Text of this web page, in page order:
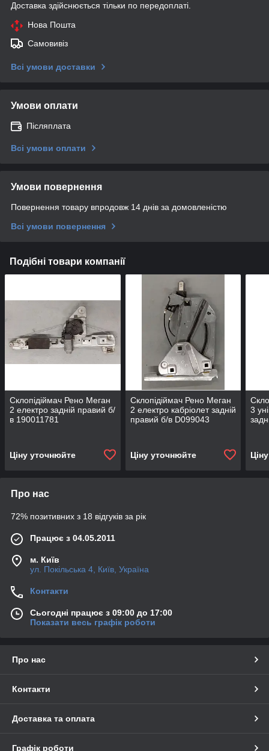
Доставка здійснюється тільки по передоплаті.
Нова Пошта
Самовивіз
Всі умови доставки
Умови оплати
Післяплата
Всі умови оплати
Умови повернення
Повернення товару впродовж 14 днів за домовленістю
Всі умови повернення
Подібні товари компанії
Склопідіймач Рено Меган
2 електро задній правий б/
в 190011781
Ціну уточнюйте
Склопідіймач Рено Меган
2 електро кабріолет задній
правий б/в D099043
Ціну уточнюйте
3
Про нас
72% позитивних з 18 відгуків за рік
Працює з 04.05.2011
м. Київ
ул. Покільська 4, Київ, Україна
Контакти
Сьогодні працює з 09:00 до 17:00
Показати весь графік роботи
Про нас
Контакти
Доставка та оплата
Графік роботи